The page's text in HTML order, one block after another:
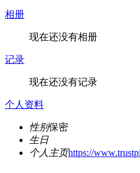
相册
现在还没有相册
记录
现在还没有记录
个人资料
性别保密
生日
个人主页https://